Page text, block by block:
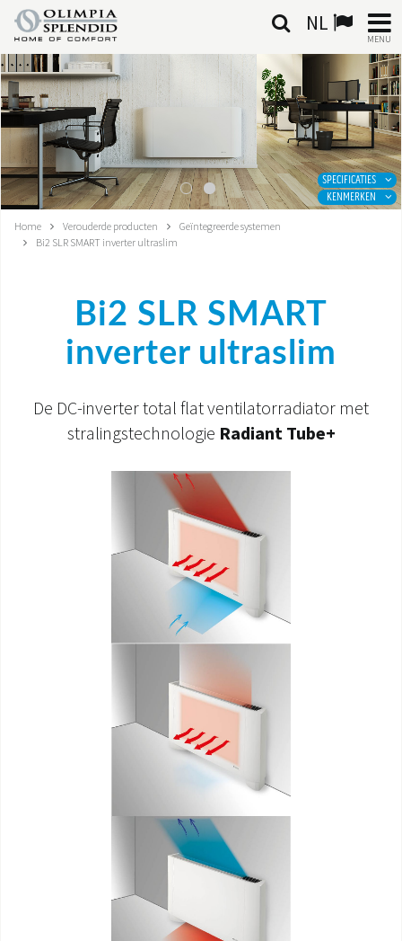
NL
MENU
NEDERLANDSE
HOME
KLIMAATREGELING
VERWARMING
GEÏNTEGREERDE SYSTEMEN
CONTACTEN
DOCUMENTATIE PRODUCTEN
SPECIFICATIES
KENMERKEN
Home Verouderde producten
Geïntegreerde systemen
Bi2 SLR SMART inverter ultraslim
Bi2 SLR SMART
inverter ultraslim
De DC-inverter total flat ventilatorradiator met
stralingstechnologie Radiant Tube+